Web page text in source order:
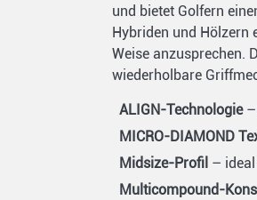
und bietet Golfern
Hybriden und
Weise anzusprechen.
wiederholbare
ALIGN-Technologie–
MICRO-DIAMOND
Midsize-Profil –
Multicompound-